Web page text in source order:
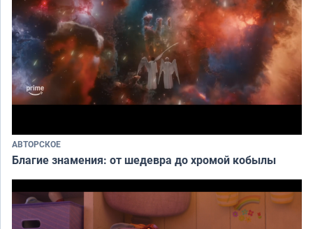
АВТОРСКОЕ
Благие знамения: от шедевра до хромой кобылы